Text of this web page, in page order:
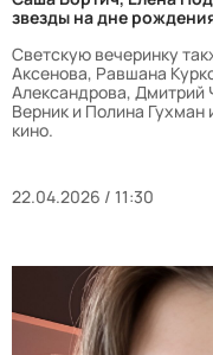
звезды на дне
Светскую вечеринку
Аксенова, Равшана
Александрова, Дмитрий
Верник и Полина Гухман
кино.
22.04.2026 / 11:30